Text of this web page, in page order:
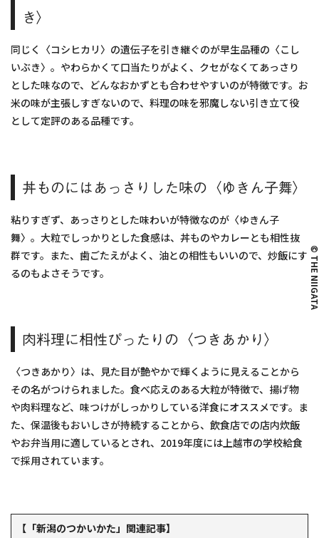
き〉
同じく〈コシヒカリ〉の遺伝子を引き継ぐのが早生品種の〈こし
いぶき〉。やわらかくて口当たりがよく、クセがなくてあっさり
とした味なので、どんなおかずとも合わせやすいのが特徴です。お
米の味が主張しすぎないので、料理の味を邪魔しない引き立て役
として定評のある品種です。
丼ものにはあっさりした味の〈ゆきん子舞〉
粘りすぎず、あっさりとした味わいが特徴なのが〈ゆきん子
舞〉。大粒でしっかりとした食感は、丼ものやカレーとも相性抜
群です。また、歯ごたえがよく、油との相性もいいので、炒飯にす
るのもよさそうです。
肉料理に相性ぴったりの〈つきあかり〉
〈つきあかり〉は、見た目が艶やかで輝くように見えることから
その名がつけられました。食べ応えのある大粒が特徴で、揚げ物
や肉料理など、味つけがしっかりしている洋食にオススメです。ま
た、保温後もおいしさが持続することから、飲食店での店内炊飯
やお弁当用に適しているとされ、2019年度には上越市の学校給食
で採用されています。
【「新潟のつかいかた」関連記事】
© THE